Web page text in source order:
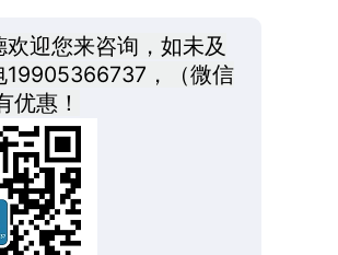
迎您来咨询，如未及
19905366737，（微信
优惠！